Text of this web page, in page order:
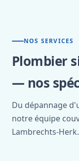
NOS SERVICES
Plombier
— nos
Du dépannage
notre équipe
Lambrechts-Herk.